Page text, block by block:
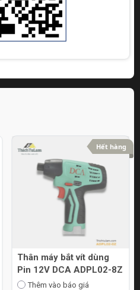
Hết hàng
Thân máy bắt vít dùng
Pin 12V DCA ADPL02-8Z
Thêm vào báo giá